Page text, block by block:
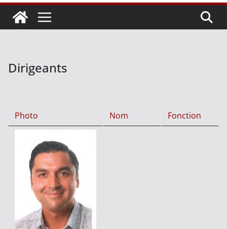
Dirigeants
Photo Nom Fonction